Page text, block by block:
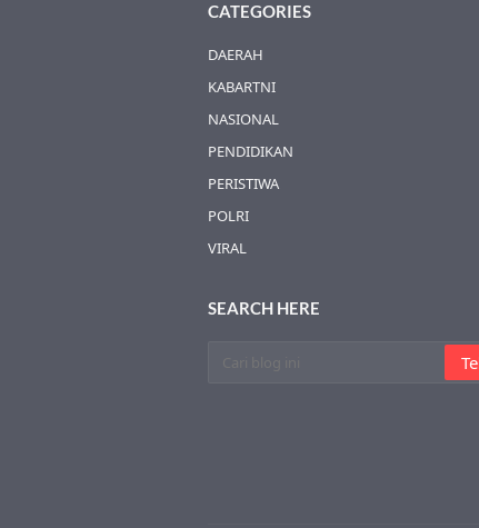
CATEGORIES
DAERAH
KABARTNI
NASIONAL
PENDIDIKAN
PERISTIWA
POLRI
VIRAL
SEARCH HERE